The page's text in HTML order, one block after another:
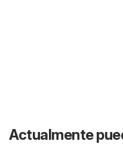
Actualmente